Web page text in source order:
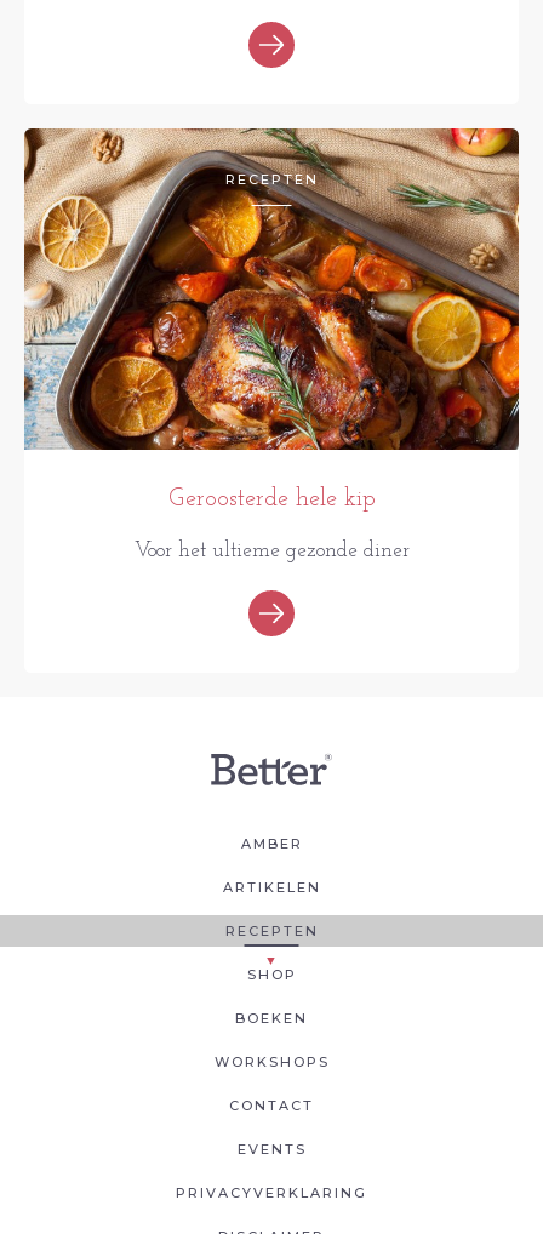
RECEPTEN
Geroosterde hele kip
Voor het ultieme gezonde diner
AMBER
ARTIKELEN
RECEPTEN
SHOP
BOEKEN
WORKSHOPS
CONTACT
EVENTS
PRIVACYVERKLARING